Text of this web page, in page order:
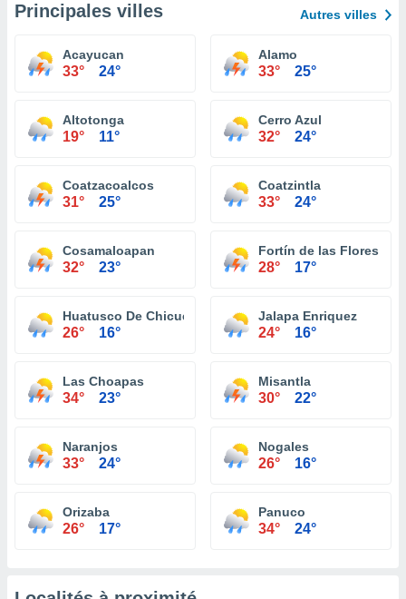
Principales villes Autres villes
Acayucan
33° 24°
Alamo
33° 25°
Altotonga
19° 11°
Cerro Azul
32° 24°
Coatzacoalcos
31° 25°
Coatzintla
33° 24°
Cosamaloapan
32° 23°
Fortín de las Flores
28° 17°
Huatusco De Chicuellar
26° 16°
Jalapa Enriquez
24° 16°
Las Choapas
34° 23°
Misantla
30° 22°
Naranjos
33° 24°
Nogales
26° 16°
Orizaba
26° 17°
Panuco
34° 24°